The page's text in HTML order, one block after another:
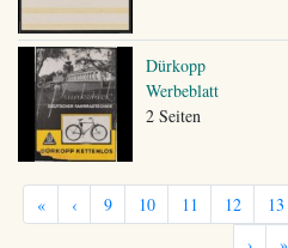
Dürkopp
Werbeblatt
2 Seiten
« ‹ 9 10 11 12 13
›
»